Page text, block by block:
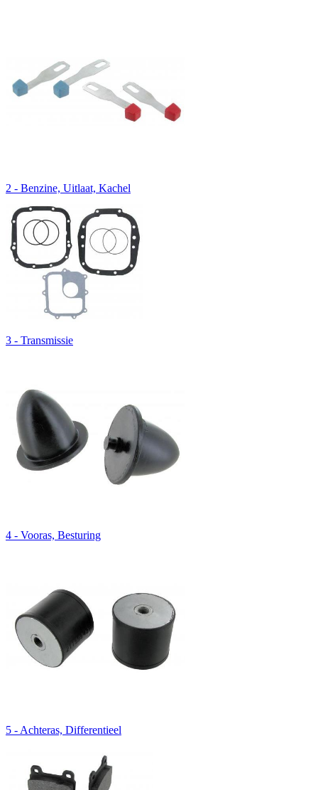
2 - Benzine, Uitlaat, Kachel
3 - Transmissie
4 - Vooras, Besturing
5 - Achteras, Differentieel